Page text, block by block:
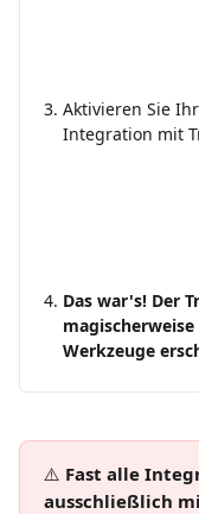
Aktivieren Sie
Integration mit
Das war's! Der
Werkzeuge
⚠️ Fast alle
ausschließlich